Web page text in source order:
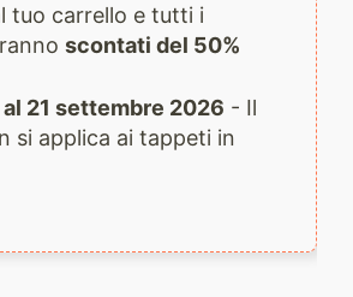
tuo carrello e tutti i
scontati del 50%
21 settembre 2026 - Il
si applica ai tappeti in